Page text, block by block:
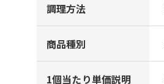
調理方法
商品種別
1個当たり単価説明